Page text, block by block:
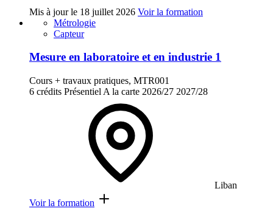
Mis à jour le 18 juillet 2026 Voir la formation
Métrologie
Capteur
Mesure en laboratoire et en industrie 1
Cours + travaux pratiques, MTR001
6 crédits Présentiel A la carte 2026/27 2027/28
Liban
Voir la formation